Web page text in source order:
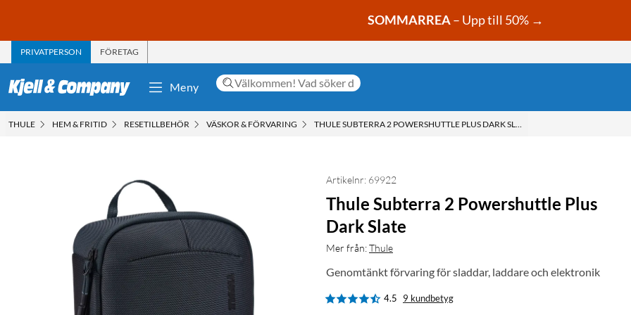
SOMMARREA– Upp till 50% →
PRIVATPERSON FÖRETAG
Meny
THULE HEM & FRITID RESETILLBEHÖR VÄSKOR & FÖRVARING THULE SUBTERRA 2 POWERSHUTTLE PLUS DARK SLATE
Artikelnr: 69922
Thule Subterra 2 Powershuttle Plus
Dark Slate
Mer från:Thule
Genomtänkt förvaring för sladdar, laddare och elektronik
4.5 9 kundbetyg